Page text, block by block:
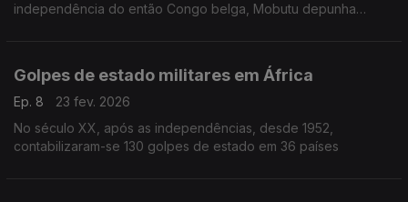
independência do então Congo belga, Mobutu depunha
Golpes de estado militares em África
Ep. 8
23 fev. 2026
No século XX, após as independências, desde 1952,
contabilizaram-se 130 golpes de estado em 36 países